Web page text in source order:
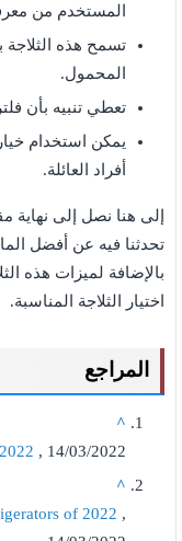
المستخدم من
تسمح هذه الثلاجة
المحمول.
تعطي تنبيه بأن
يمكن استخدام
أفراد العائلة.
إلى هنا نصل إلى نهاية
بالإضافة لميزات هذه
اختيار الثلاجة المناسبة.
المراجع
^
, 14/03/2022
^
of 2022 ,